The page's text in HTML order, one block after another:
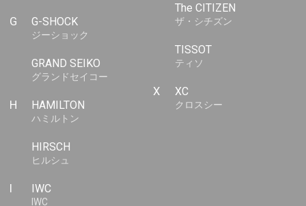
G G-SHOCK
ジーショック
GRAND SEIKO
グランドセイコー
H HAMILTON
ハミルトン
HIRSCH
ヒルシュ
I IWC
IWC
The CITIZEN
ザ・シチズン
TISSOT
ティソ
X XC
クロスシー